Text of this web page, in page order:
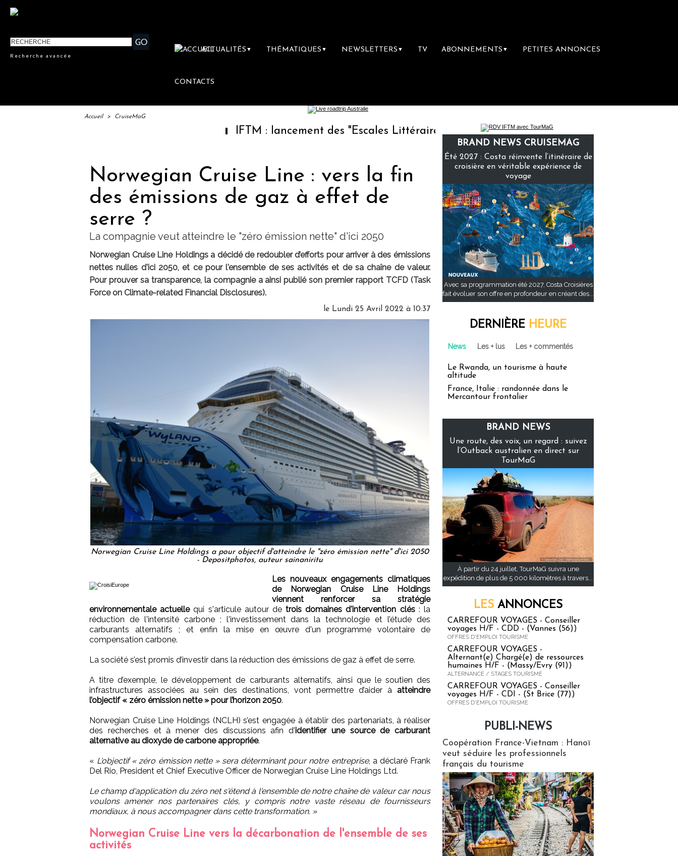
Recherche avancée
ACTUALITÉS ▼ THÉMATIQUES ▼ NEWSLETTERS ▼ TV ABONNEMENTS ▼ PETITES ANNONCES
CONTACTS
Accueil > CruiseMaG
IFTM : lancement des "Escales Littéraires", la première librairie du voyage
Norwegian Cruise Line : vers la fin
des émissions de gaz à effet de
serre ?
La compagnie veut atteindre le "zéro émission nette" d'ici 2050
Norwegian Cruise Line Holdings a décidé de redoubler d’efforts pour arriver à des émissions
nettes nulles d'ici 2050, et ce pour l'ensemble de ses activités et de sa chaîne de valeur.
Pour prouver sa transparence, la compagnie a ainsi publié son premier rapport TCFD (Task
Force on Climate-related Financial Disclosures).
le Lundi 25 Avril 2022 à 10:37
Norwegian Cruise Line Holdings a pour objectif d'atteindre le "zéro émission nette" d'ici 2050
- Depositphotos, auteur sainaniritu
Les nouveaux engagements climatiques
de Norwegian Cruise Line Holdings
viennent renforcer sa stratégie
environnementale actuellequi s'articule autour detrois domaines d'intervention clés: la
réduction de l'intensité carbone ; l'investissement dans la technologie et l’étude des
carburants alternatifs ; et enfin la mise en œuvre d'un programme volontaire de
compensation carbone.
La société s’est promis d’investir dans la réduction des émissions de gaz à effet de serre.
A titre d’exemple, le développement de carburants alternatifs, ainsi que le soutien des
infrastructures associées au sein des destinations, vont permettre d’aider à atteindre
l’objectif « zéro émission nette » pour l’horizon 2050.
Norwegian Cruise Line Holdings (NCLH) s’est engagée à établir des partenariats, à réaliser
des recherches et à mener des discussions afin d'identifier une source de carburant
alternative au dioxyde de carbone appropriée.
« L'objectif « zéro émission nette » sera déterminant pour notre entreprise, a déclaré Frank
Del Rio, President et Chief Executive Officer de Norwegian Cruise Line Holdings Ltd.
Le champ d'application du zéro net s'étend à l'ensemble de notre chaîne de valeur car nous
voulons amener nos partenaires clés, y compris notre vaste réseau de fournisseurs
mondiaux, à nous accompagner dans cette transformation. »
Norwegian Cruise Line vers la décarbonation de l'ensemble de ses
activités
BRAND NEWS CRUISEMAG
Été 2027 : Costa réinvente l’itinéraire de
croisière en véritable expérience de
voyage
Avec sa programmation été 2027, Costa Croisières
fait évoluer son offre en profondeur en créant des...
DERNIÈRE HEURE
News Les + lus Les + commentés
Le Rwanda, un tourisme à haute
altitude
France, Italie : randonnée dans le
Mercantour frontalier
BRAND NEWS
Une route, des voix, un regard : suivez
l’Outback australien en direct sur
TourMaG
À partir du 24 juillet, TourMaG suivra une
expédition de plus de 5 000 kilomètres à travers...
LES ANNONCES
CARREFOUR VOYAGES - Conseiller
voyages H/F - CDD - (Vannes (56))
OFFRES D'EMPLOI TOURISME
CARREFOUR VOYAGES -
Alternant(e) Chargé(e) de ressources
humaines H/F - (Massy/Evry (91))
ALTERNANCE / STAGES TOURISME
CARREFOUR VOYAGES - Conseiller
voyages H/F - CDI - (St Brice (77))
OFFRES D'EMPLOI TOURISME
PUBLI-NEWS
Coopération France-Vietnam : Hanoï
veut séduire les professionnels
français du tourisme